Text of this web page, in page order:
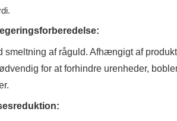
smeltning af råguld. Afhængigt af
for at forhindre urenheder,